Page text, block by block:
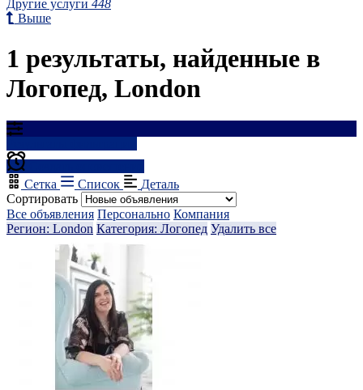
Другие услуги 448
Выше
1 результаты, найденные в
Логопед, London
Сетка
Список
Деталь
Сортировать
Все объявления Персонально Компания
Регион: London Категория: Логопед Удалить все